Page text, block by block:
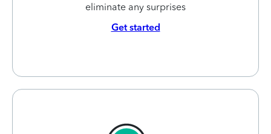
eliminate any surprises
Get started